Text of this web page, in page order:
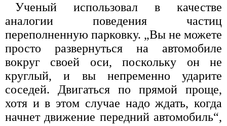
Ученый использовал в качестве
аналогии поведения частиц
переполненную парковку. „Вы не можете
просто развернуться на автомобиле
вокруг своей оси, поскольку он не
круглый, и вы непременно ударите
соседей. Двигаться по прямой проще,
хотя и в этом случае надо ждать, когда
начнет движение передний автомобиль“,